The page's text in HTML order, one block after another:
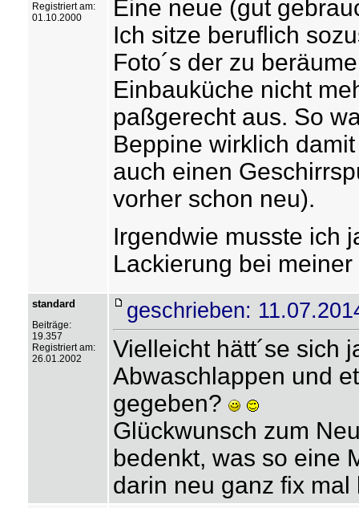
Registriert am:
01.10.2000
Eine neue (gut
Ich sitze beruflich
Foto´s der zu
Einbauküche nicht
paßgerecht aus. So
Beppine wirklich
auch einen
vorher schon neu).
Irgendwie musste ich
Lackierung bei
standard
Beiträge:
19.357
Registriert am:
26.01.2002
geschrieben:
Vielleicht hätt´se sich
Abwaschlappen und
gegeben?
Glückwunsch zum
bedenkt, was so eine
darin neu ganz fix mal